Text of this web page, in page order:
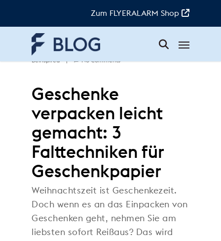
Zum FLYERALARM Shop
Doreen | 9. Dezember 2022
BeInspired
| No Comments
Geschenke
verpacken leicht
gemacht: 3
Falttechniken für
Geschenkpapier
Weihnachtszeit ist Geschenkezeit.
Doch wenn es an das Einpacken von
Geschenken geht, nehmen Sie am
liebsten sofort Reißaus? Das wird